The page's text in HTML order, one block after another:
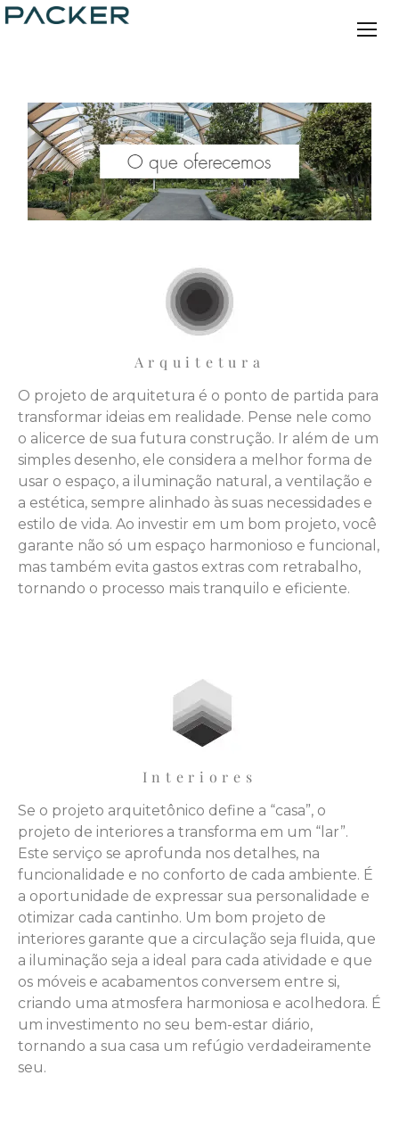
Arquitetura
O projeto de arquitetura é o ponto de partida para
transformar ideias em realidade. Pense nele como
o alicerce de sua futura construção. Ir além de um
simples desenho, ele considera a melhor forma de
usar o espaço, a iluminação natural, a ventilação e
a estética, sempre alinhado às suas necessidades e
estilo de vida. Ao investir em um bom projeto, você
garante não só um espaço harmonioso e funcional,
mas também evita gastos extras com retrabalho,
tornando o processo mais tranquilo e eficiente.
Interiores
Se o projeto arquitetônico define a “casa”, o
projeto de interiores a transforma em um “lar”.
Este serviço se aprofunda nos detalhes, na
funcionalidade e no conforto de cada ambiente. É
a oportunidade de expressar sua personalidade e
otimizar cada cantinho. Um bom projeto de
interiores garante que a circulação seja fluida, que
a iluminação seja a ideal para cada atividade e que
os móveis e acabamentos conversem entre si,
criando uma atmosfera harmoniosa e acolhedora. É
um investimento no seu bem-estar diário,
tornando a sua casa um refúgio verdadeiramente
seu.